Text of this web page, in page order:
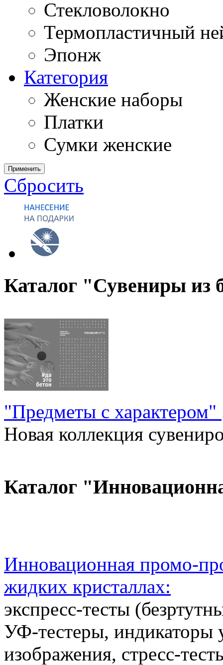
Стекловолокно
Термопластичный
Эпонж
Категория
Женские наборы
Платки
Сумки женские
Применить
Сбросить
Каталог "Сувениры из
"Предметы с характером"
Новая коллекция
Каталог
Инновационная промо-
жидких кристаллах:
экспресс-тесты
УФ-тестеры, индикаторы
изображения, стресс-